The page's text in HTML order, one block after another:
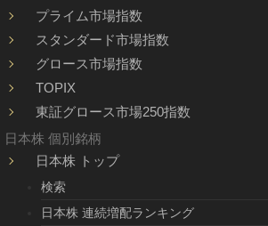
プライム市場指数
スタンダード市場指数
グロース市場指数
TOPIX
東証グロース市場250指数
日本株 個別銘柄
日本株 トップ
検索
日本株 連続増配ランキング